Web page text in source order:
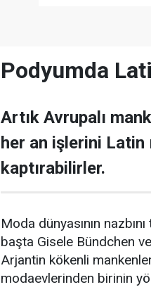
Podyumda
Artık Avrupalı
her an işlerini Latin
kaptırabilirler.
Moda dünyasının
başta Gisele Bündchen
Arjantin kökenli
modaevlerinden birinin